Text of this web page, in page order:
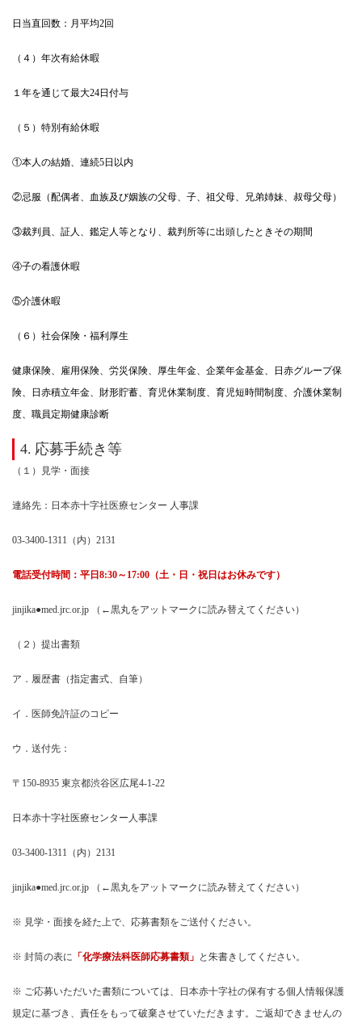
日当直回数：月平均2回
（４）年次有給休暇
１年を通じて最大24日付与
（５）特別有給休暇
①本人の結婚、連続5日以内
②忌服（配偶者、血族及び姻族の父母、子、祖父母、兄弟姉妹、叔母父母）
③裁判員、証人、鑑定人等となり、裁判所等に出頭したときその期間
④子の看護休暇
⑤介護休暇
（６）社会保険・福利厚生
健康保険、雇用保険、労災保険、厚生年金、企業年金基金、日赤グループ保
険、日赤積立年金、財形貯蓄、育児休業制度、育児短時間制度、介護休業制
度、職員定期健康診断
4. 応募手続き等
（１）見学・面接
連絡先：日本赤十字社医療センター 人事課
03-3400-1311 （内）2131
電話受付時間：平日8:30～17:00（土・日・祝日はお休みです）
jinjika●med.jrc.or.jp （←黒丸をアットマークに読み替えてください）
（２）提出書類
ア．履歴書（指定書式、自筆）
イ．医師免許証のコピー
ウ．送付先：
〒150-8935 東京都渋谷区広尾4-1-22
日本赤十字社医療センター人事課
03-3400-1311 （内）2131
jinjika●med.jrc.or.jp （←黒丸をアットマークに読み替えてください）
※ 見学・面接を経た上で、応募書類をご送付ください。
※ 封筒の表に 「化学療法科医師応募書類」 と朱書きしてください。
※ ご応募いただいた書類については、日本赤十字社の保有する個人情報保護
規定に基づき、責任をもって破棄させていただきます。ご返却できませんの